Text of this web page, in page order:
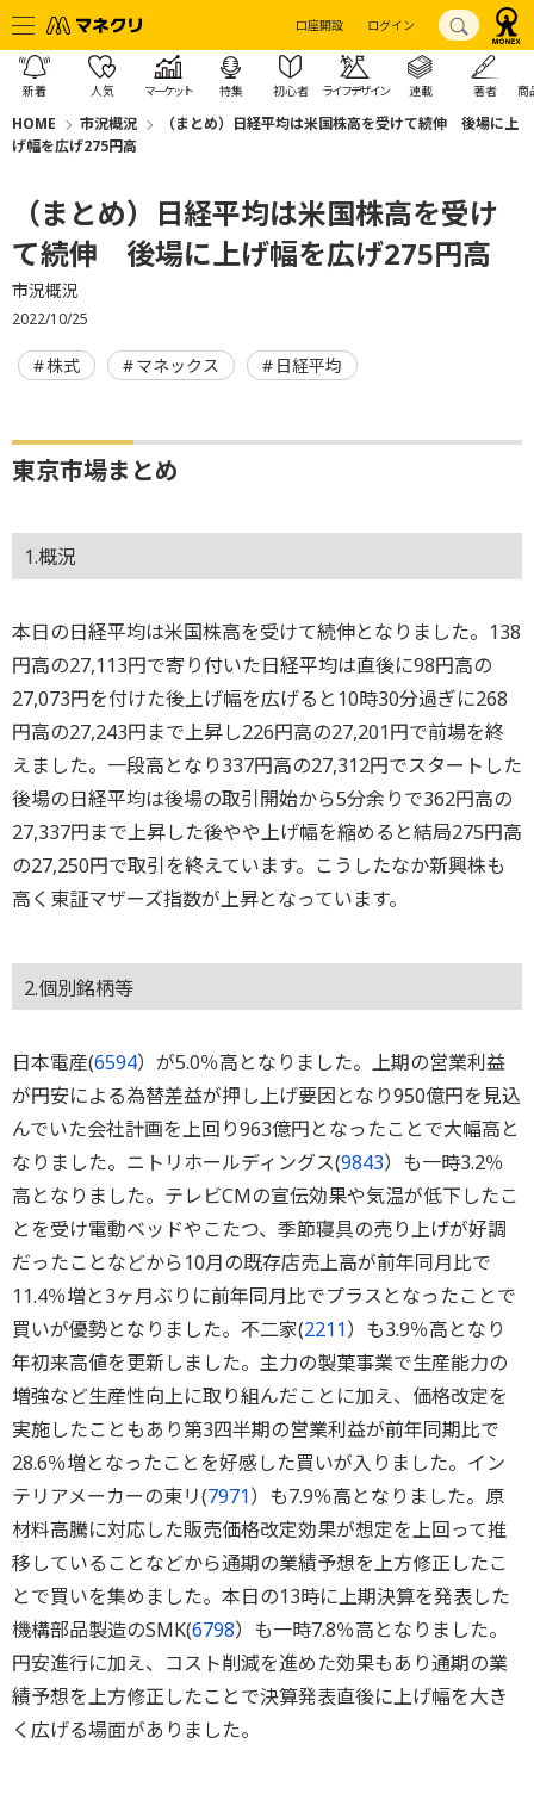
口座開設 ログイン
新着 人気 マーケット 特集 初心者 ライフデザイン 連載 著者 商
HOME 市況概況
（まとめ）日経平均は米国株高を受けて続伸 後場に上
げ幅を広げ275円高
（まとめ）日経平均は米国株高を受け
て続伸 後場に上げ幅を広げ275円高
市況概況
2022/10/25
株式 マネックス 日経平均
東京市場まとめ
1.概況
本日の日経平均は米国株高を受けて続伸となりました。138
円高の27,113円で寄り付いた日経平均は直後に98円高の
27,073円を付けた後上げ幅を広げると10時30分過ぎに268
円高の27,243円まで上昇し226円高の27,201円で前場を終
えました。一段高となり337円高の27,312円でスタートした
後場の日経平均は後場の取引開始から5分余りで362円高の
27,337円まで上昇した後やや上げ幅を縮めると結局275円高
の27,250円で取引を終えています。こうしたなか新興株も
高く東証マザーズ指数が上昇となっています。
2.個別銘柄等
日本電産(6594）が5.0％高となりました。上期の営業利益
が円安による為替差益が押し上げ要因となり950億円を見込
んでいた会社計画を上回り963億円となったことで大幅高と
なりました。ニトリホールディングス(9843）も一時3.2％
高となりました。テレビCMの宣伝効果や気温が低下したこ
とを受け電動ベッドやこたつ、季節寝具の売り上げが好調
だったことなどから10月の既存店売上高が前年同月比で
11.4％増と3ヶ月ぶりに前年同月比でプラスとなったことで
買いが優勢となりました。不二家(2211）も3.9％高となり
年初来高値を更新しました。主力の製菓事業で生産能力の
増強など生産性向上に取り組んだことに加え、価格改定を
実施したこともあり第3四半期の営業利益が前年同期比で
28.6％増となったことを好感した買いが入りました。イン
テリアメーカーの東リ(7971）も7.9％高となりました。原
材料高騰に対応した販売価格改定効果が想定を上回って推
移していることなどから通期の業績予想を上方修正したこ
とで買いを集めました。本日の13時に上期決算を発表した
機構部品製造のSMK(6798）も一時7.8％高となりました。
円安進行に加え、コスト削減を進めた効果もあり通期の業
績予想を上方修正したことで決算発表直後に上げ幅を大き
く広げる場面がありました。